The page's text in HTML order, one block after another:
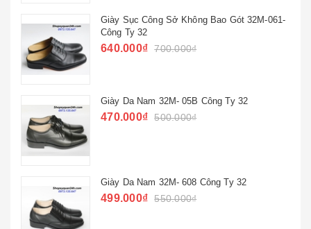
Giày Sục Công Sở Không Bao Gót 32M-061-
Công Ty 32
640.000₫ 700.000₫
Giày Da Nam 32M- 05B Công Ty 32
470.000₫ 500.000₫
Giày Da Nam 32M- 608 Công Ty 32
499.000₫ 550.000₫